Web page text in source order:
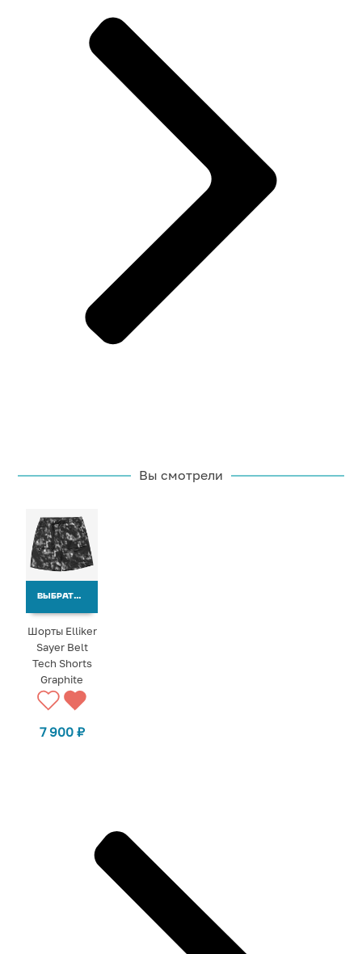
Вы смотрели
ВЫБРАТЬ ВАРИАНТЫ
Шорты Elliker
Sayer Belt
Tech Shorts
Graphite
7 900 ₽